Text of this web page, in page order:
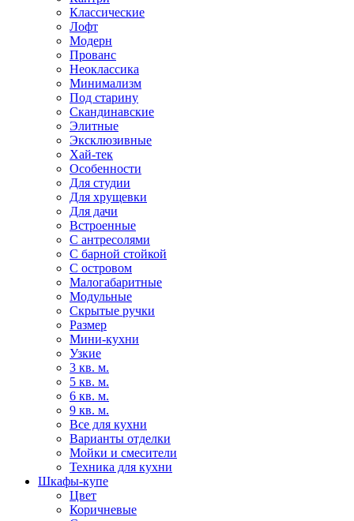
Классические
Лофт
Модерн
Прованс
Неоклассика
Минимализм
Под старину
Скандинавские
Элитные
Эксклюзивные
Хай-тек
Особенности
Для студии
Для хрущевки
Для дачи
Встроенные
С антресолями
С барной стойкой
С островом
Малогабаритные
Модульные
Скрытые ручки
Размер
Мини-кухни
Узкие
3 кв. м.
5 кв. м.
6 кв. м.
9 кв. м.
Все для кухни
Варианты отделки
Мойки и смесители
Техника для кухни
Шкафы-купе
Цвет
Коричневые